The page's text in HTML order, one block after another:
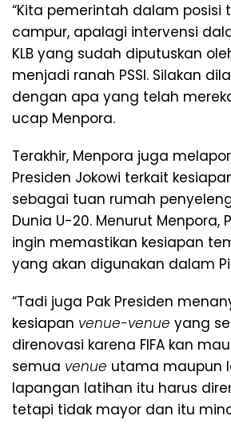
“Kita pemerintah dalam posisi
campur, apalagi intervensi
KLB yang sudah diputuskan
menjadi ranah PSSI. Silakan
dengan apa yang telah
ucap Menpora.
Terakhir, Menpora juga
Presiden Jokowi terkait
sebagai tuan rumah
Dunia U-20. Menurut Menpora,
ingin memastikan kesiapan
yang akan digunakan dalam
“Tadi juga Pak Presiden
kesiapan venue-venue yang
direnovasi karena FIFA kan
semua venue utama maupun
lapangan latihan itu harus
tetapi tidak mayor dan itu